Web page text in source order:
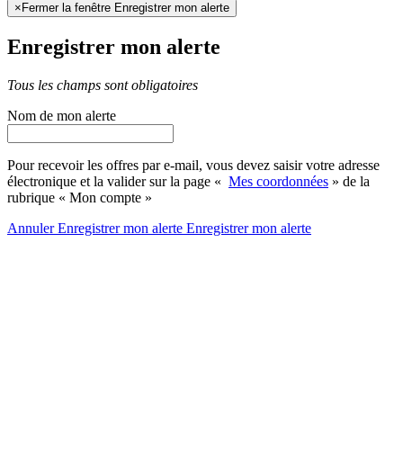
× Fermer la fenêtre Enregistrer mon alerte
Enregistrer mon alerte
Tous les champs sont obligatoires
Nom de mon alerte
Pour recevoir les offres par e-mail, vous devez saisir votre adresse
électronique et la valider sur la page « Mes coordonnées » de la
rubrique « Mon compte »
AnnulerEnregistrer mon alerte Enregistrermon alerte